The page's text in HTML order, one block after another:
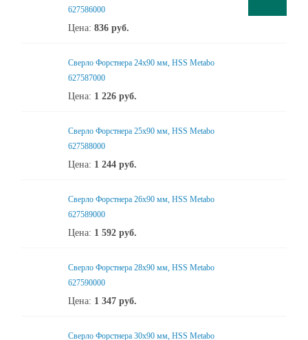
627586000
Цена: 836 руб.
Сверло Форстнера 24х90 мм, HSS Metabo
627587000
Цена: 1 226 руб.
Сверло Форстнера 25х90 мм, HSS Metabo
627588000
Цена: 1 244 руб.
Сверло Форстнера 26х90 мм, HSS Metabo
627589000
Цена: 1 592 руб.
Сверло Форстнера 28х90 мм, HSS Metabo
627590000
Цена: 1 347 руб.
Сверло Форстнера 30х90 мм, HSS Metabo